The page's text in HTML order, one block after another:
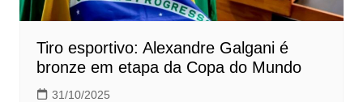
Tiro esportivo: Alexandre Galgani é
bronze em etapa da Copa do Mundo
31/10/2025